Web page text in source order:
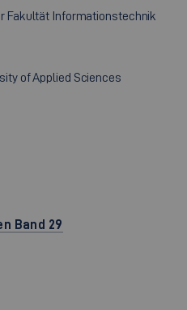
Fakultät Informationstechnik
of Applied Sciences
Band 29